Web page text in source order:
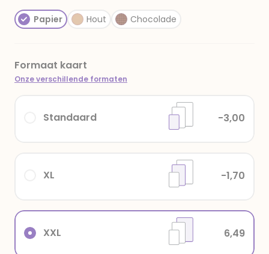
Papier Hout Chocolade
Formaat kaart
Onze verschillende formaten
XXL 6,49
XL -1,70
Standaard -3,00